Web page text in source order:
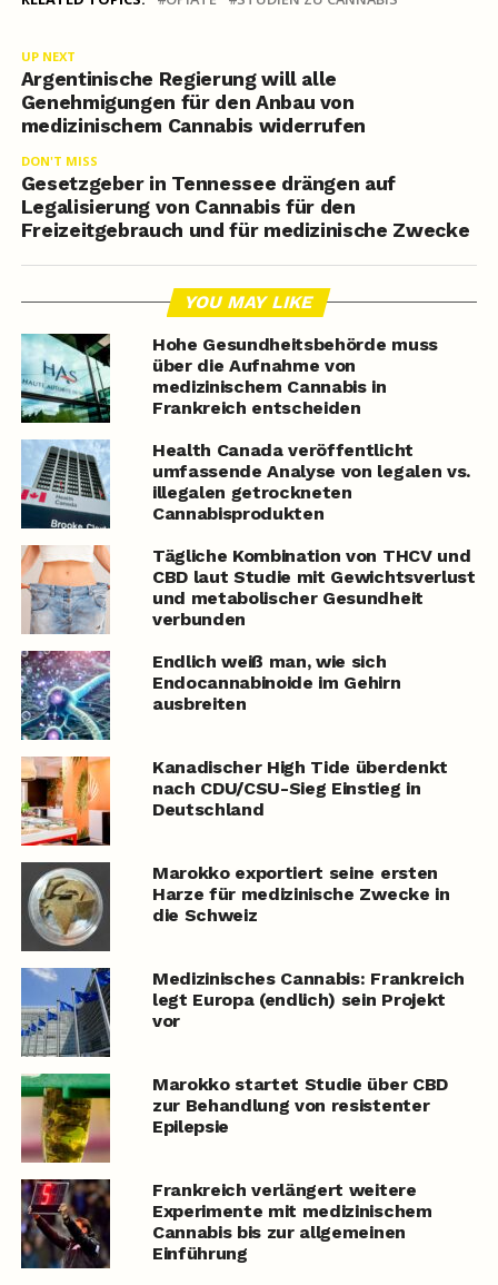
UP NEXT
Argentinische Regierung will alle
Genehmigungen für den Anbau von
medizinischem Cannabis widerrufen
DON'T MISS
Gesetzgeber in Tennessee drängen auf
Legalisierung von Cannabis für den
Freizeitgebrauch und für medizinische Zwecke
YOU MAY LIKE
Hohe Gesundheitsbehörde muss
über die Aufnahme von
medizinischem Cannabis in
Frankreich entscheiden
Health Canada veröffentlicht
umfassende Analyse von legalen vs.
illegalen getrockneten
Cannabisprodukten
Tägliche Kombination von THCV und
CBD laut Studie mit Gewichtsverlust
und metabolischer Gesundheit
verbunden
Endlich weiß man, wie sich
Endocannabinoide im Gehirn
ausbreiten
Kanadischer High Tide überdenkt
nach CDU/CSU-Sieg Einstieg in
Deutschland
Marokko exportiert seine ersten
Harze für medizinische Zwecke in
die Schweiz
Medizinisches Cannabis: Frankreich
legt Europa (endlich) sein Projekt
vor
Marokko startet Studie über CBD
zur Behandlung von resistenter
Epilepsie
Frankreich verlängert weitere
Experimente mit medizinischem
Cannabis bis zur allgemeinen
Einführung